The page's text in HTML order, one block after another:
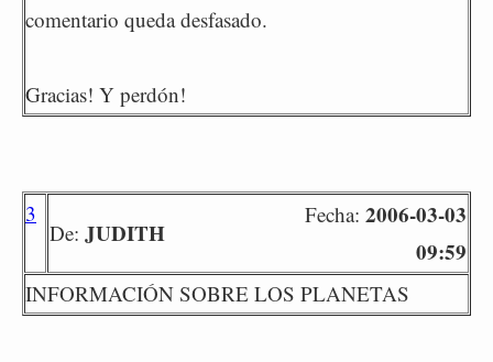
comentario queda desfasado.
Gracias! Y perdón!
3
De: JUDITH
Fecha: 2006-03-03
09:59
INFORMACIÓN SOBRE LOS PLANETAS